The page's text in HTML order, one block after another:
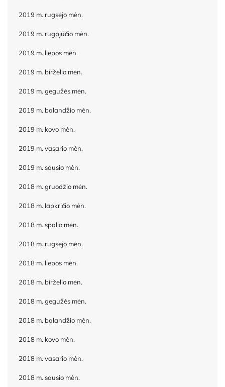
2019 m. rugsėjo mėn.
2019 m. rugpjūčio mėn.
2019 m. liepos mėn.
2019 m. birželio mėn.
2019 m. gegužės mėn.
2019 m. balandžio mėn.
2019 m. kovo mėn.
2019 m. vasario mėn.
2019 m. sausio mėn.
2018 m. gruodžio mėn.
2018 m. lapkričio mėn.
2018 m. spalio mėn.
2018 m. rugsėjo mėn.
2018 m. liepos mėn.
2018 m. birželio mėn.
2018 m. gegužės mėn.
2018 m. balandžio mėn.
2018 m. kovo mėn.
2018 m. vasario mėn.
2018 m. sausio mėn.